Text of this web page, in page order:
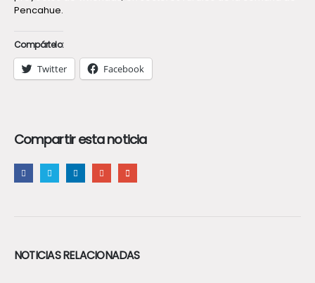
Pencahue.
Compártelo:
Twitter Facebook
Compartir esta noticia
NOTICIAS RELACIONADAS